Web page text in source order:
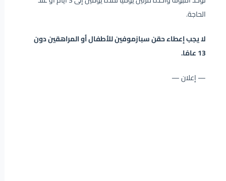
الحاجة.
لا يجب إعطاء حقن سبازموفين للأطفال أو المراهقين دون
13 عامًا.
— إعلان —